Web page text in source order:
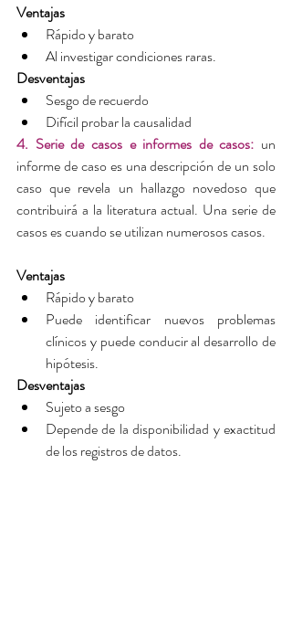
Ventajas
Rápido y barato
Al investigar condiciones raras.
Desventajas
Sesgo de recuerdo
Difícil probar la causalidad
4. Serie de casos e informes de casos: un
informe de caso es una descripción de un solo
caso que revela un hallazgo novedoso que
contribuirá a la literatura actual. Una serie de
casos es cuando se utilizan numerosos casos.
Ventajas
Rápido y barato
Puede identificar nuevos problemas
clínicos y puede conducir al desarrollo de
hipótesis.
Desventajas
Sujeto a sesgo
Depende de la disponibilidad y exactitud
de los registros de datos.